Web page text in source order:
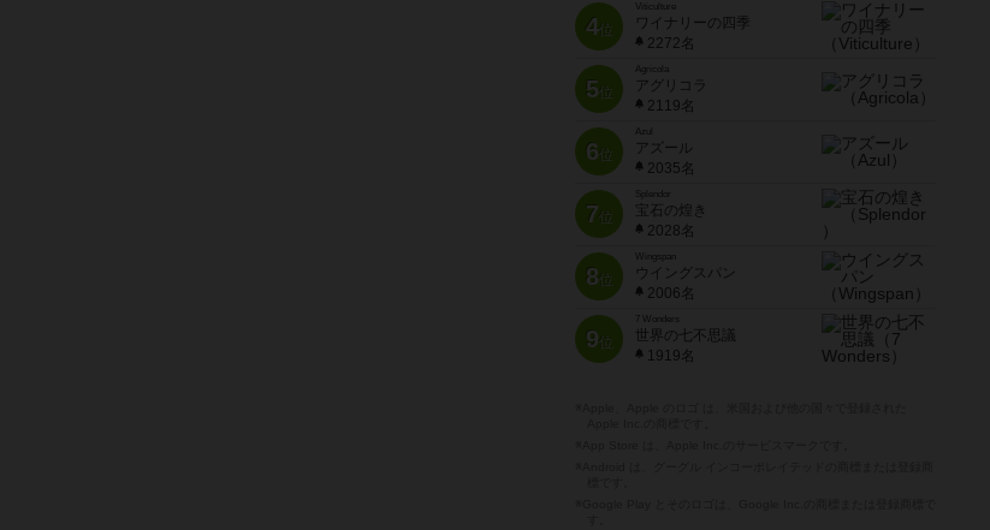
4位
Viticulture
ワイナリーの四季
2272名
5位
Agricola
アグリコラ
2119名
6位
Azul
アズール
2035名
7位
宝石の煌き
2028名
8位
Wingspan
ウイングスパン
2006名
9位
7 Wonders
世界の七不思議
1919名